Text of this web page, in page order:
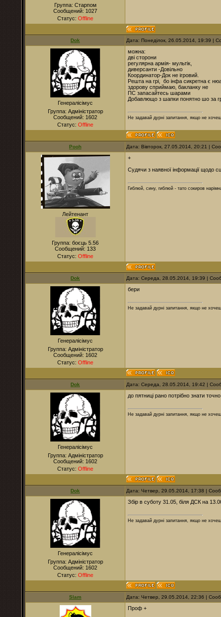
Группа: Старпом
Сообщений: 1027
Статус: Offline
Dok Дата: Понеділок, 26.05.2014, 19:39 |
Генералісімус
Группа: Адміністратор
Сообщений: 1602
Статус: Offline
можна:
дві сторони
регулярна армія- мультік,
диверсанти -Довільно
Координатор-Док не ігровий.
Решта на грі, бо інфа сикретна є
здорову сприймаю, бакланку не
ПС запасайтесь шарами
Добавлющо з шапки понятно шо за
Не задавай дурні запитання, якщо не
Pooh Дата: Вівторок, 27.05.2014, 20:21 |
Лейтенант
Группа: боєць 5.56
Сообщений: 133
Статус: Offline
+
Судячи з наявної інформації щодо
Гиблюй, сину, гиблюй - тато сокиров
Dok Дата: Середа, 28.05.2014, 19:39 |
Генералісімус
Группа: Адміністратор
Сообщений: 1602
Статус: Offline
бери
Не задавай дурні запитання, якщо не
Dok Дата: Середа, 28.05.2014, 19:42 |
Генералісімус
Группа: Адміністратор
Сообщений: 1602
Статус: Offline
до пятниці рано потрібно знати
Не задавай дурні запитання, якщо не
Dok Дата: Четвер, 29.05.2014, 17:38 |
Генералісімус
Группа: Адміністратор
Сообщений: 1602
Статус: Offline
Збір в суботу 31.05, біля ДСК на
Не задавай дурні запитання, якщо не
Slam Дата: Четвер, 29.05.2014, 22:36 |
Проф +